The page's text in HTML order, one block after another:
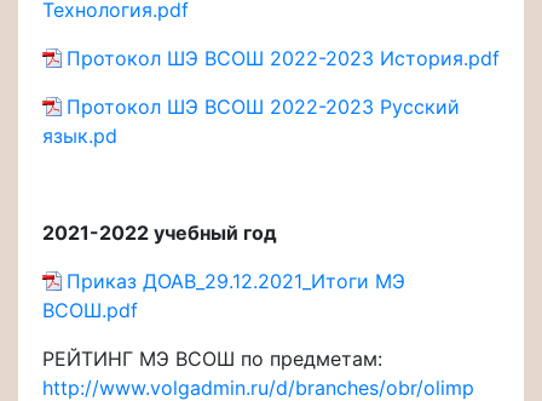
Технология.pdf
Протокол ШЭ ВСОШ 2022-2023 История.pdf
Протокол ШЭ ВСОШ 2022-2023 Русский
язык.pd
2021-2022 учебный год
Приказ ДОАВ_29.12.2021_Итоги МЭ
ВСОШ.pdf
РЕЙТИНГ МЭ ВСОШ по предметам:
http://www.volgadmin.ru/d/branches/obr/olimp